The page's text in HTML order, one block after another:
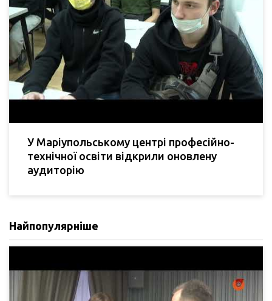
У Маріупольському центрі професійно-
технічної освіти відкрили оновлену
аудиторію
Найпопулярніше